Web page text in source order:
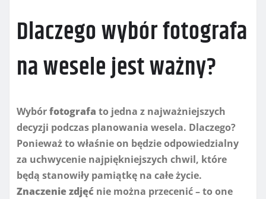
Dlaczego wybór fotografa
na wesele jest ważny?
Wybórfotografa to jedna z najważniejszych
decyzji podczas planowania wesela. Dlaczego?
Ponieważ to właśnie on będzie odpowiedzialny
za uchwycenie najpiękniejszych chwil, które
będą stanowiły pamiątkę na całe życie.
Znaczenie zdjęć nie można przecenić – to one